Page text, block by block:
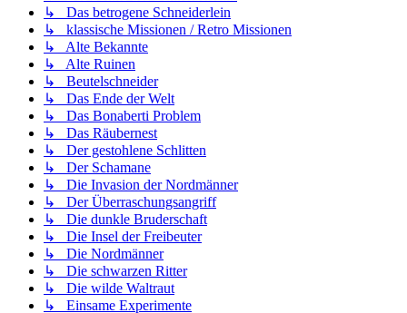
↳ Das betrogene Schneiderlein
↳ klassische Missionen / Retro Missionen
↳ Alte Bekannte
↳ Alte Ruinen
↳ Beutelschneider
↳ Das Ende der Welt
↳ Das Bonaberti Problem
↳ Das Räubernest
↳ Der gestohlene Schlitten
↳ Der Schamane
↳ Die Invasion der Nordmänner
↳ Der Überraschungsangriff
↳ Die dunkle Bruderschaft
↳ Die Insel der Freibeuter
↳ Die Nordmänner
↳ Die schwarzen Ritter
↳ Die wilde Waltraut
↳ Einsame Experimente